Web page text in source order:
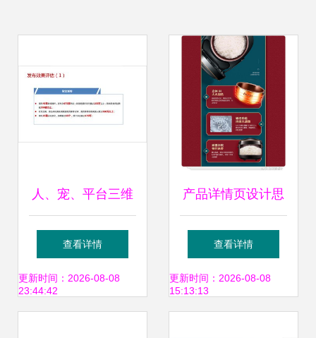
人、宠、平台三维
联动 冷启动期宠物
食品品牌全渠道增
查看详情
更新时间：2026-08-08
23:44:42
产品详情页设计思
路与市场营销策划
从用户体验到转化
查看详情
更新时间：2026-08-08
15:13:13